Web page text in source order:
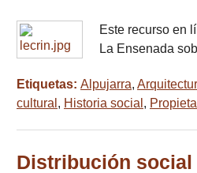
Este recurso en
La Ensenada
Etiquetas: Alpujarra,
cultural , Historia social ,
Distribución social